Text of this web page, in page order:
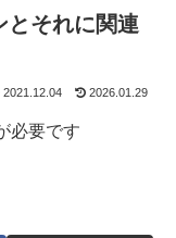
とそれに関連
2021.12.04 2026.01.29
必要です